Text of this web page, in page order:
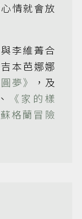
情就會放
李維菁合
吉本芭娜娜
夢》
，及
、
《家的樣
格蘭冒險